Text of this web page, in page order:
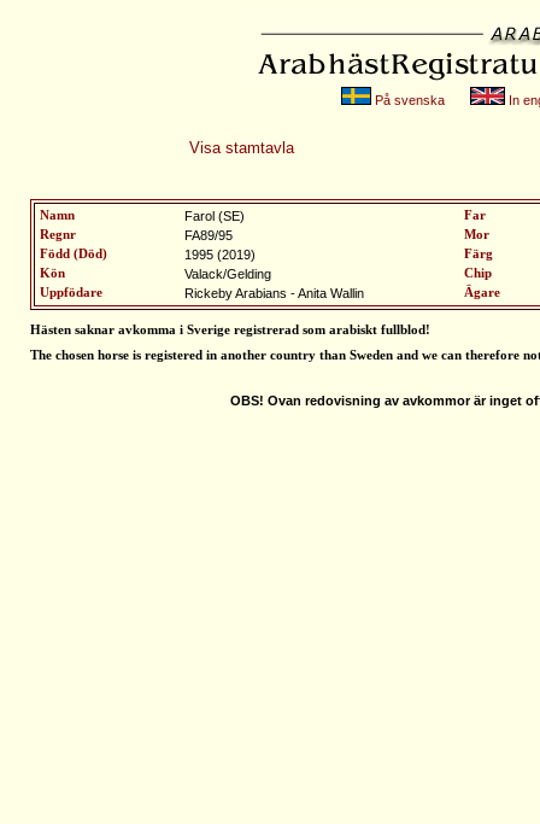
På svenska In
Visa stamtavla
Namn Farol (SE)
Far
Regnr
FA89/95
Mor
Född (Död)
1995 (2019)
Färg
Kön
Valack/Gelding
Chip
Uppfödare
Rickeby Arabians - Anita Wallin Ägare
Hästen saknar avkomma i Sverige registrerad som arabiskt fullblod !
The chosen horse is registered in another country than Sweden and we can therefore
OBS! Ovan redovisning av avkommor är inget